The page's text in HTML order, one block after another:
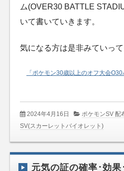
ム(OVER30 BATTLE
いて書いていきます。
気になる方は是非みていって
「ポケモン30歳以上のオフ大会
2024年4月16日 ポケモンSV 配
SV(スカーレットバイオレット)
元気の証の確率･効